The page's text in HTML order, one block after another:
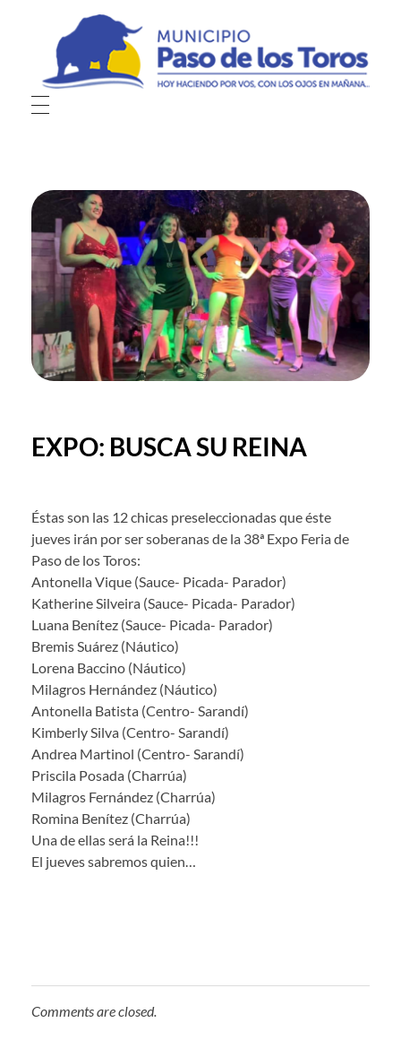
Municipio de Paso de los Toros
Hoy haciendo para vos, con los ojos en mañana
EXPO: BUSCA SU REINA
Éstas son las 12 chicas preseleccionadas que éste
jueves irán por ser soberanas de la 38ª Expo Feria de
Paso de los Toros:
Antonella Vique (Sauce- Picada- Parador)
Katherine Silveira (Sauce- Picada- Parador)
Luana Benítez (Sauce- Picada- Parador)
Bremis Suárez (Náutico)
Lorena Baccino (Náutico)
Milagros Hernández (Náutico)
Antonella Batista (Centro- Sarandí)
Kimberly Silva (Centro- Sarandí)
Andrea Martinol (Centro- Sarandí)
Priscila Posada (Charrúa)
Milagros Fernández (Charrúa)
Romina Benítez (Charrúa)
Una de ellas será la Reina!!!
El jueves sabremos quien…
Comments are closed.